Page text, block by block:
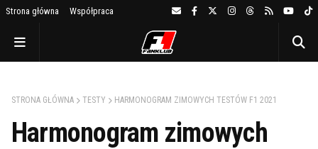
Strona główna Współpraca
STRONA GŁÓWNA TESTY HARMONOGRAM ZIMOWYCH TESTÓW F1 2021
Harmonogram zimowych